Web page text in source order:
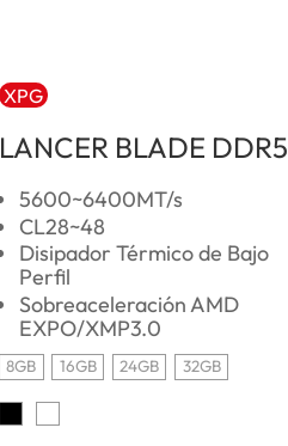
XPG
LANCER BLADE DDR5
5600~6400MT/s
CL28~48
Disipador Térmico de Bajo
Perfil
Sobreaceleración AMD
EXPO/XMP3.0
8GB 16GB 24GB 32GB